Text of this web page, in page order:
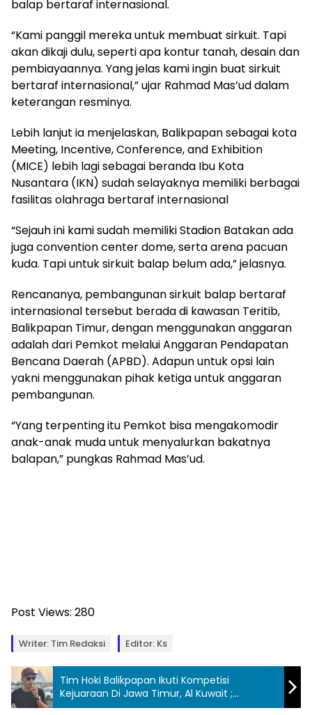
balap bertaraf internasional.
“Kami panggil mereka untuk membuat sirkuit. Tapi
akan dikaji dulu, seperti apa kontur tanah, desain dan
pembiayaannya. Yang jelas kami ingin buat sirkuit
bertaraf internasional,” ujar Rahmad Mas’ud dalam
keterangan resminya.
Lebih lanjut ia menjelaskan, Balikpapan sebagai kota
Meeting, Incentive, Conference, and Exhibition
(MICE) lebih lagi sebagai beranda Ibu Kota
Nusantara (IKN) sudah selayaknya memiliki berbagai
fasilitas olahraga bertaraf internasional
“Sejauh ini kami sudah memiliki Stadion Batakan ada
juga convention center dome, serta arena pacuan
kuda. Tapi untuk sirkuit balap belum ada,” jelasnya.
Rencananya, pembangunan sirkuit balap bertaraf
internasional tersebut berada di kawasan Teritib,
Balikpapan Timur, dengan menggunakan anggaran
adalah dari Pemkot melalui Anggaran Pendapatan
Bencana Daerah (APBD). Adapun untuk opsi lain
yakni menggunakan pihak ketiga untuk anggaran
pembangunan.
“Yang terpenting itu Pemkot bisa mengakomodir
anak-anak muda untuk menyalurkan bakatnya
balapan,” pungkas Rahmad Mas’ud.
Post Views: 280
Writer: Tim Redaksi Editor: Ks
Tim Hoki Balikpapan Ikuti Kompetisi
Kejuaraan Di Jawa Timur, Al Kuwait ;
Minimnya Event-Event Dari FHI Kaltim